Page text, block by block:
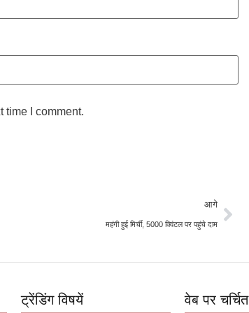
time I comment.
आगे
महंगी हुई मिर्ची, 5000 क्विंटल पर पहुंचे दाम
ट्रेंडिंग विषयें वेब पर चर्चित